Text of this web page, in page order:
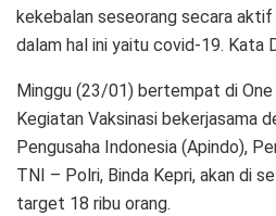
kekebalan seseorang secara
dalam hal ini yaitu covid-19. Kata
Minggu (23/01) bertempat di
Kegiatan Vaksinasi bekerjasama
Pengusaha Indonesia (Apindo),
TNI – Polri, Binda Kepri, akan di
target 18 ribu orang.